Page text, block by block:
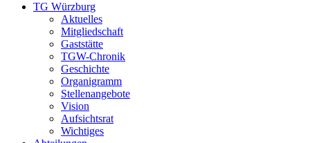
TG Würzburg
Aktuelles
Mitgliedschaft
Gaststätte
TGW-Chronik
Geschichte
Organigramm
Stellenangebote
Vision
Aufsichtsrat
Wichtiges